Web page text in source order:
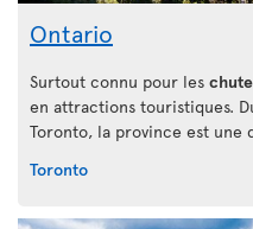
Ontario
Surtout connu pour les
en attractions touristiques.
Toronto, la province est une
Toronto